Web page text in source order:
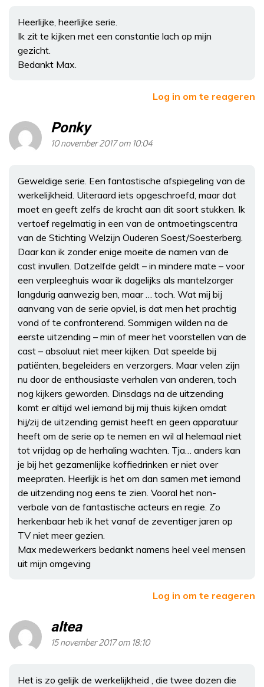
Heerlijke, heerlijke serie.
Ik zit te kijken met een constantie lach op mijn
gezicht.
Bedankt Max.
Log in om te reageren
Ponky
10 november 2017 om 10:04
Geweldige serie. Een fantastische afspiegeling van de
werkelijkheid. Uiteraard iets opgeschroefd, maar dat
moet en geeft zelfs de kracht aan dit soort stukken. Ik
vertoef regelmatig in een van de ontmoetingscentra
van de Stichting Welzijn Ouderen Soest/Soesterberg.
Daar kan ik zonder enige moeite de namen van de
cast invullen. Datzelfde geldt – in mindere mate – voor
een verpleeghuis waar ik dagelijks als mantelzorger
langdurig aanwezig ben, maar … toch. Wat mij bij
aanvang van de serie opviel, is dat men het prachtig
vond of te confronterend. Sommigen wilden na de
eerste uitzending – min of meer het voorstellen van de
cast – absoluut niet meer kijken. Dat speelde bij
patiënten, begeleiders en verzorgers. Maar velen zijn
nu door de enthousiaste verhalen van anderen, toch
nog kijkers geworden. Dinsdags na de uitzending
komt er altijd wel iemand bij mij thuis kijken omdat
hij/zij de uitzending gemist heeft en geen apparatuur
heeft om de serie op te nemen en wil al helemaal niet
tot vrijdag op de herhaling wachten. Tja… anders kan
je bij het gezamenlijke koffiedrinken er niet over
meepraten. Heerlijk is het om dan samen met iemand
de uitzending nog eens te zien. Vooral het non-
verbale van de fantastische acteurs en regie. Zo
herkenbaar heb ik het vanaf de zeventiger jaren op
TV niet meer gezien.
Max medewerkers bedankt namens heel veel mensen
uit mijn omgeving
Log in om te reageren
altea
15 november 2017 om 18:10
Het is zo gelijk de werkelijkheid , die twee dozen die